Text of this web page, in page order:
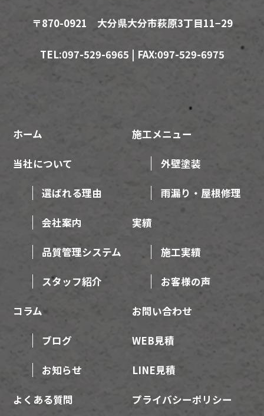
〒870-0921 大分県大分市萩原3丁目11−29
TEL:097-529-6965 | FAX:097-529-6975
ホーム
当社について
選ばれる理由
会社案内
品質管理システム
スタッフ紹介
施工メニュー
外壁塗装
雨漏り・屋根修理
実績
施工実績
お客様の声
コラム
ブログ
お知らせ
よくある質問
お問い合わせ
WEB見積
LINE見積
プライバシーポリシー